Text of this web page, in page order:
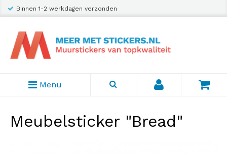
Binnen 1-2 werkdagen verzonden
Menu
Meubelsticker "Bread"